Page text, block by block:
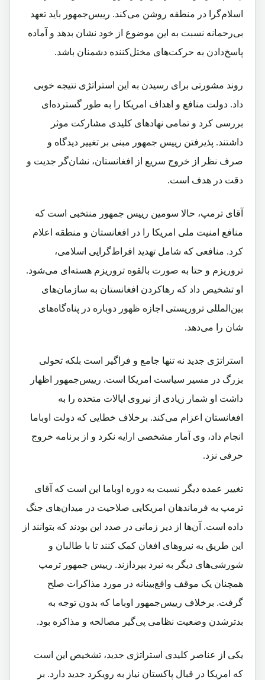
اسلام‌گرا در منطقه روشن می‌کند. رییس‌جمهور باید تعهد
بی‌رحمانه نسبت به این موضوع از خود نشان بدهد و آماده
پاسخ‌دادن به حرکت‌های مختل‌کننده دشمنان باشد.
روند مشورتی برای رسیدن به این استراتژی نتیجه خوبی
داد. دولت منافع و اهداف امریکا را به طور گسترده‌ای
بررسی کرد و تمامی نهاد‌های کلیدی مشارکت موثر
داشتند. پذیرفتن رییس جمهور مبنی بر تغییر دیدگاه و
صرف نظر از خروج سریع از افغانستان، نشان‌گر جدیت و
دقت در هدف است.
آقای ترمپ، حالا سومین رییس جمهور منتخبی است که
منافع امنیت ملی امریکا را در افغانستان و منطقه اعلام
کرد. منافعی که شامل تهدید افراط‌گرایی اسلامی،
تروریزم و حتا به صورت بالقوه تروریزم هسته‌ای می‌شود.
او تشخیص داد که رهاکردن افغانستان به سازمان‌های
بین‌المللی تروریستی اجازه ظهور دوباره در پناه‌گاه‌های
شان را می‌دهد.
استراتژی جدید نه تنها جامع و فراگیر است بلکه تحولی
بزرگ در مسیر سیاست امریکا است. رییس‌جمهور اظهار
داشت او شمار زیادی از نیروی ایالات متحده را به
افغانستان اعزام می‌کند. برخلاف خطایی که دولت اوباما
انجام داد، وی آمار مشخصی ارایه نکرد و از برنامه خروج
حرفی نزد.
تغییر عمده دیگر نسبت به دوره اوباما این است که آقای
ترمپ به فرماندهان امریکایی صلاحیت در میدان‌های جنگ
داده است. آن‌ها از دیر زمانی در صدد این بودند که بتوانند از
این طریق به نیروهای افغان کمک کنند تا با طالبان و
شورشی‌های دیگر به نبرد بپردازند. رییس جمهور ترمپ
همچنان یک موقف واقع‌بینانه در مورد مذاکرات صلح
گرفت. برخلاف رییس‌جمهور اوباما که بدون توجه به
بدترشدن وضعیت نظامی پی‌گیر مصالحه و مذاکره بود.
یکی از عناصر کلیدی استراتژی جدید، تشخیص این است
که امریکا در قبال پاکستان نیاز به رویکرد جدید دارد. بر